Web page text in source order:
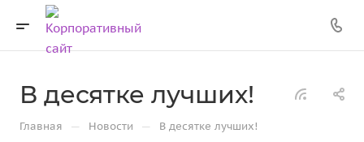
В десятке лучших!
Главная — Новости — В десятке лучших!